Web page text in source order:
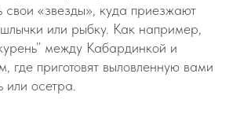
свои «звезды», куда приезжают
или рыбку. Как например,
между Кабардинкой и
где приготовят выловленную вами
осетра.